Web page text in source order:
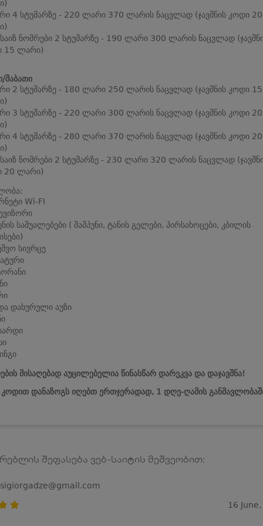
4 სტუმარზე - 220 ლარი 370 ლარის ნაცვლად (ჯავშნის კოდი 20
საიზ ნომრები 2 სტუმარზე - 190 ლარი 300 ლარის ნაცვლად
15 ლარი)
შაბათი
2 სტუმარზე - 180 ლარი 250 ლარის ნაცვლად (ჯავშნის კოდი 15
3 სტუმარზე - 220 ლარი 300 ლარის ნაცვლად (ჯავშნის კოდი 20
4 სტუმარზე - 280 ლარი 370 ლარის ნაცვლად (ჯავშნის კოდი 20
საიზ ნომრები 2 სტუმარზე - 230 ლარი 320 ლარის ნაცვლად
20 ლარი)
Wi-FI
საშუალებები ( შამპუნი, ტანის გელები, პირსახოცები, კბილის
სივრცე
დახურული აუზი
მისაღებად აუცილებელია წინასწარ დარეკვა და დაჯავშნა!
კოდით დანაზოგს იღებთ ერთჯერადად, 1 დღე-ღამის
შეფასება ვებ-საიტის მეშვეობით:
16